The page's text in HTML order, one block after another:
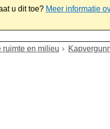
u dit toe? Meer informatie
ruimte en milieu